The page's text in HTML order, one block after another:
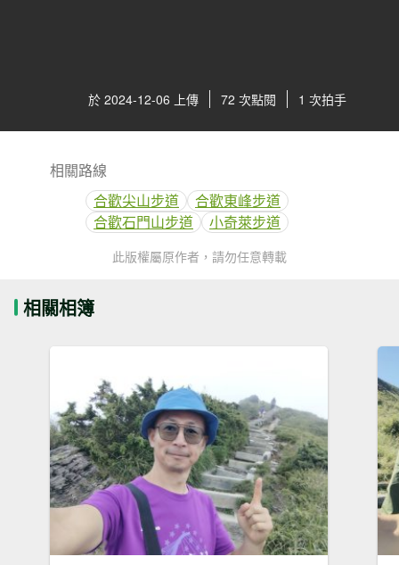
於 2024-12-06 上傳 72 次點閱 1 次拍手
相關路線
合歡尖山步道
合歡東峰步道
合歡石門山步道
小奇萊步道
此版權屬原作者，請勿任意轉載
相關相簿